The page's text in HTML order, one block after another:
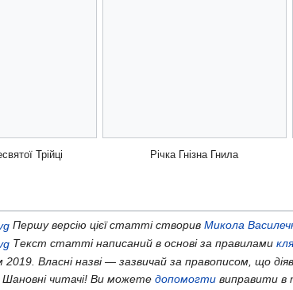
Трійці Річка Гнізна Гнила
Першу версію цієї статті створив Микола
Текст статті написаний в основі за правилами
Власні назві — зазвичай за правописом, що
Шановні читачі! Ви можете допомогти виправити в